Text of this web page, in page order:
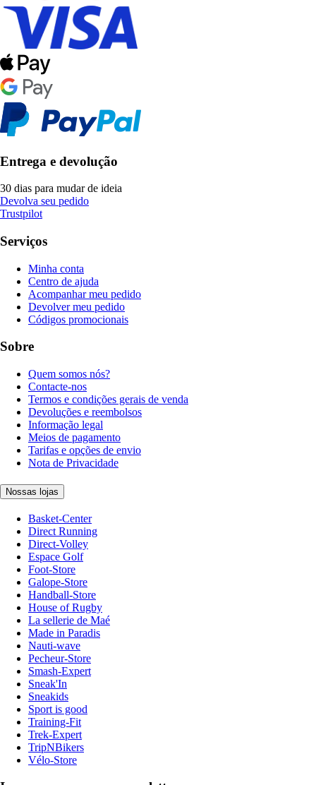
Entrega e devolução
30 dias para mudar de ideia
Devolva seu pedido
Trustpilot
Serviços
Minha conta
Centro de ajuda
Acompanhar meu pedido
Devolver meu pedido
Códigos promocionais
Sobre
Quem somos nós?
Contacte-nos
Termos e condições gerais de venda
Devoluções e reembolsos
Informação legal
Meios de pagamento
Tarifas e opções de envio
Nota de Privacidade
Nossas lojas
Basket-Center
Direct Running
Direct-Volley
Espace Golf
Foot-Store
Galope-Store
Handball-Store
House of Rugby
La sellerie de Maé
Made in Paradis
Nauti-wave
Pecheur-Store
Smash-Expert
Sneak'In
Sneakids
Sport is good
Training-Fit
Trek-Expert
TripNBikers
Vélo-Store